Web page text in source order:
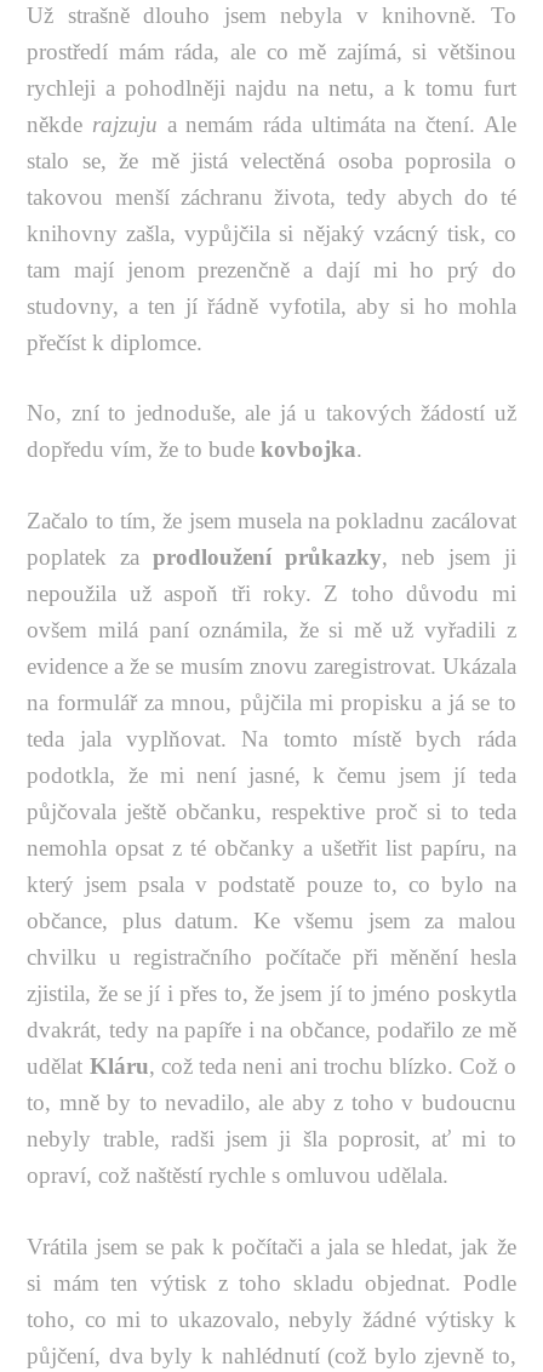
Už strašně dlouho jsem nebyla v knihovně. To
prostředí mám ráda, ale co mě zajímá, si většinou
rychleji a pohodlněji najdu na netu, a k tomu furt
někde rajzuju a nemám ráda ultimáta na čtení. Ale
stalo se, že mě jistá velectěná osoba poprosila o
takovou menší záchranu života, tedy abych do té
knihovny zašla, vypůjčila si nějaký vzácný tisk, co
tam mají jenom prezenčně a dají mi ho prý do
studovny, a ten jí řádně vyfotila, aby si ho mohla
přečíst k diplomce.
No, zní to jednoduše, ale já u takových žádostí už
dopředu vím, že to budekovbojka.
Začalo to tím, že jsem musela na pokladnu zacálovat
poplatek zaprodloužení průkazky, neb jsem ji
nepoužila už aspoň tři roky. Z toho důvodu mi
ovšem milá paní oznámila, že si mě už vyřadili z
evidence a že se musím znovu zaregistrovat. Ukázala
na formulář za mnou, půjčila mi propisku a já se to
teda jala vyplňovat. Na tomto místě bych ráda
podotkla, že mi není jasné, k čemu jsem jí teda
půjčovala ještě občanku, respektive proč si to teda
nemohla opsat z té občanky a ušetřit list papíru, na
který jsem psala v podstatě pouze to, co bylo na
občance, plus datum. Ke všemu jsem za malou
chvilku u registračního počítače při měnění hesla
zjistila, že se jí i přes to, že jsem jí to jméno poskytla
dvakrát, tedy na papíře i na občance, podařilo ze mě
udělat Kláru, což teda neni ani trochu blízko. Což o
to, mně by to nevadilo, ale aby z toho v budoucnu
nebyly trable, radši jsem ji šla poprosit, ať mi to
opraví, což naštěstí rychle s omluvou udělala.
Vrátila jsem se pak k počítači a jala se hledat, jak že
si mám ten výtisk z toho skladu objednat. Podle
toho, co mi to ukazovalo, nebyly žádné výtisky k
půjčení, dva byly k nahlédnutí (což bylo zjevně to,